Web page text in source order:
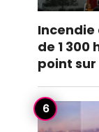
Incendie
de 1 300
point